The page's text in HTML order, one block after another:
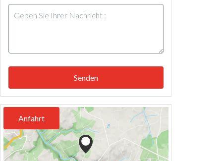
Senden
Anfahrt